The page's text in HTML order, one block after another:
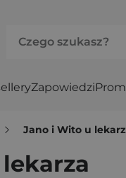
Zapowiedzi
Jano i Wito u